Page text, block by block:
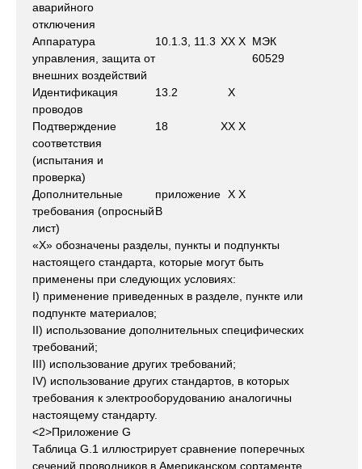
аварийного
отключения
Аппаратура
управления, защита от
внешних воздействий
10.1.3, 11.3 XX X МЭК
60529
Идентификация
проводов
13.2 X
Подтверждение
соответствия
(испытания и
проверка)
18 XX X
Дополнительные
требования (опросный
лист)
приложение
В
X X
«X» обозначены разделы, пункты и подпункты
настоящего стандарта, которые могут быть
применены при следующих условиях:
I) применение приведенных в разделе, пункте или
подпункте материалов;
II) использование дополнительных специфических
требований;
III) использование других требований;
IV) использование других стандартов, в которых
требования к электрооборудованию аналогичны
настоящему стандарту.
<2>Приложение G
Таблица G.1 иллюстрирует сравнение поперечных
сечений проводников в Американском сортаменте